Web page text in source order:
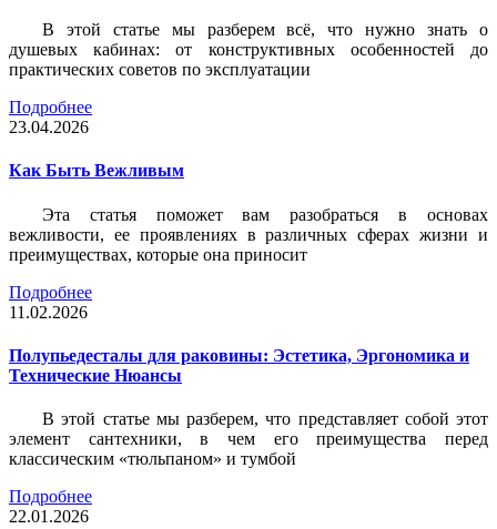
В этой статье мы разберем всё, что нужно знать о
душевых кабинах: от конструктивных особенностей до
практических советов по эксплуатации
Подробнее
23.04.2026
Как Быть Вежливым
Эта статья поможет вам разобраться в основах
вежливости, ее проявлениях в различных сферах жизни и
преимуществах, которые она приносит
Подробнее
11.02.2026
Полупьедесталы для раковины: Эстетика, Эргономика и
Технические Нюансы
В этой статье мы разберем, что представляет собой этот
элемент сантехники, в чем его преимущества перед
классическим «тюльпаном» и тумбой
Подробнее
22.01.2026